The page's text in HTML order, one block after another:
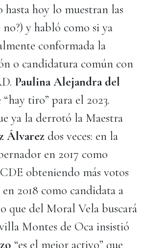
hoy lo muestran las
no?) y habló como si ya
conformada la
o candidatura común con
Paulina Alejandra del
tiro” para el 2023.
ya la derrotó la Maestra
Álvarez dos veces: en la
en 2017 como
obteniendo más votos
2018 como candidata a
que del Moral Vela buscará
Montes de Oca insistió
“es el mejor activo” que